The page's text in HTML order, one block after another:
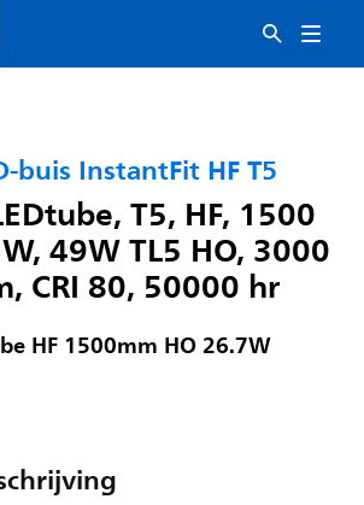
buis InstantFit HF T5
T5, HF, 1500
49W TL5 HO, 3000
CRI 80, 50000 hr
HF 1500mm HO 26.7W